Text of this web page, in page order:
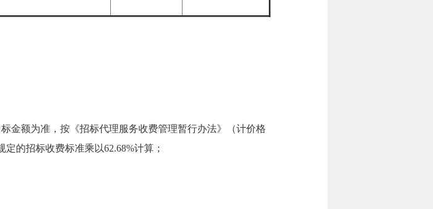
金额为准，按《招标代理服务收费管理暂行办法》（计价格
定的招标收费标准乘以62.68%计算；